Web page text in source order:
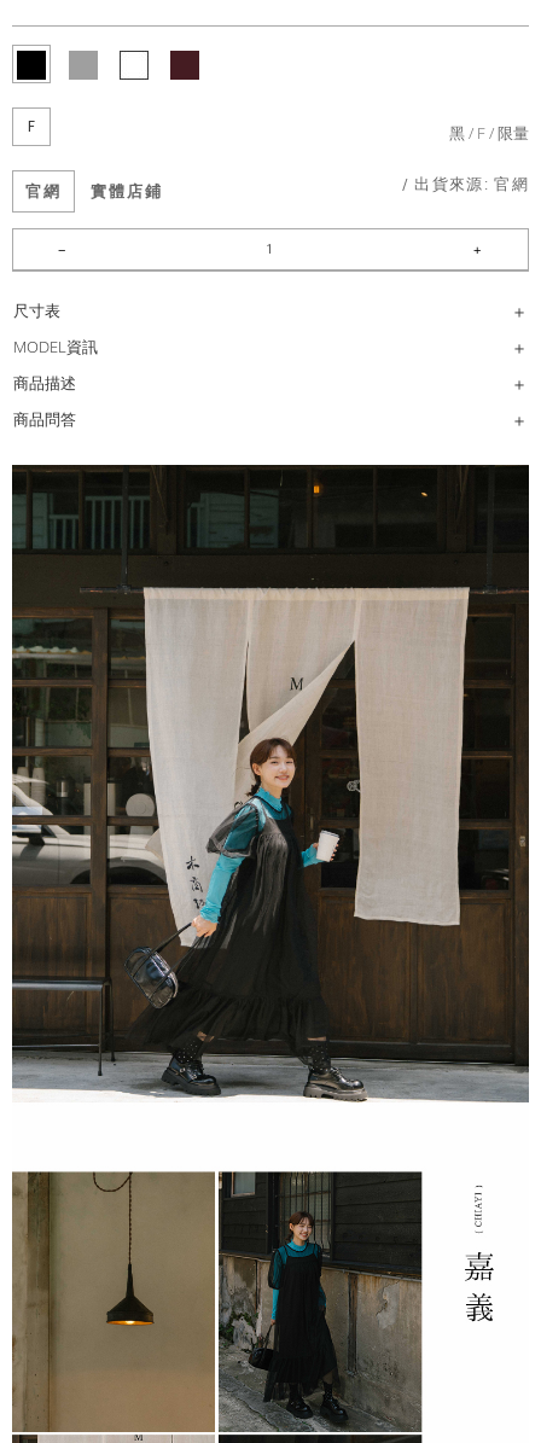
F 黑 F 限量
官網 實體店鋪 / 出貨來源:官網
尺寸表
MODEL資訊
商品描述
商品問答